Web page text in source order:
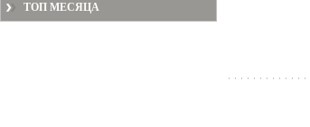
ТОП МЕСЯЦА